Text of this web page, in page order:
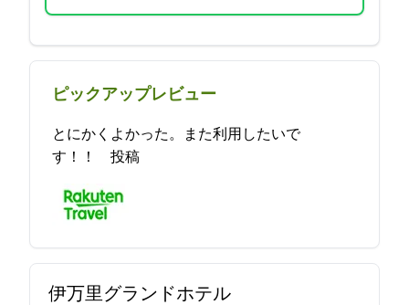
ピックアップレビュー
とにかくよかった。また利用したいで
す！！ 2021-11-29 09:28:03投稿
伊万里グランドホテル